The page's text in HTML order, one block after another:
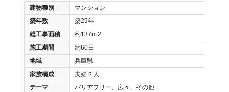
建物種別
マンション
築年数
築29年
総工事面積
約137m2
施工期間
約60日
地域
兵庫県
家族構成
夫婦２人
テーマ
バリアフリー、広々、その他